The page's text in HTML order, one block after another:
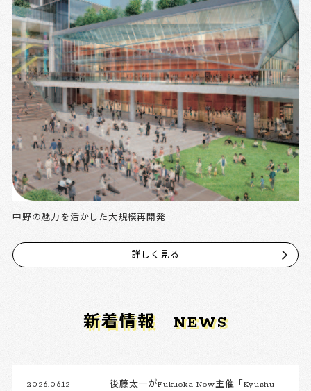
中野の魅力を活かした大規模再開発
詳しく見る
新着情報 NEWS
2026.06.12
後藤太一がFukuoka Now主催「Kyushu